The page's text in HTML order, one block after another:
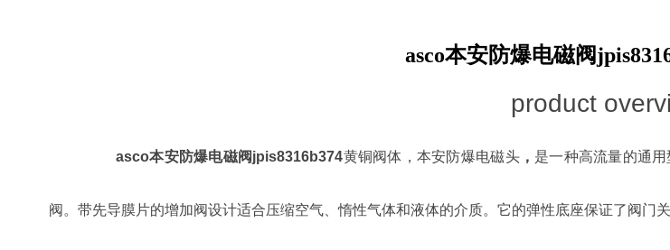
asco本安防爆电磁阀
product
asco本安防爆电磁阀jpis8316b374黄铜阀体， 本安防爆电磁头， 是一种高流量的通
阀。带先导膜片的增加阀设计适合压缩空气、惰性气体和液体的介质。它的弹性底座保证了阀门关